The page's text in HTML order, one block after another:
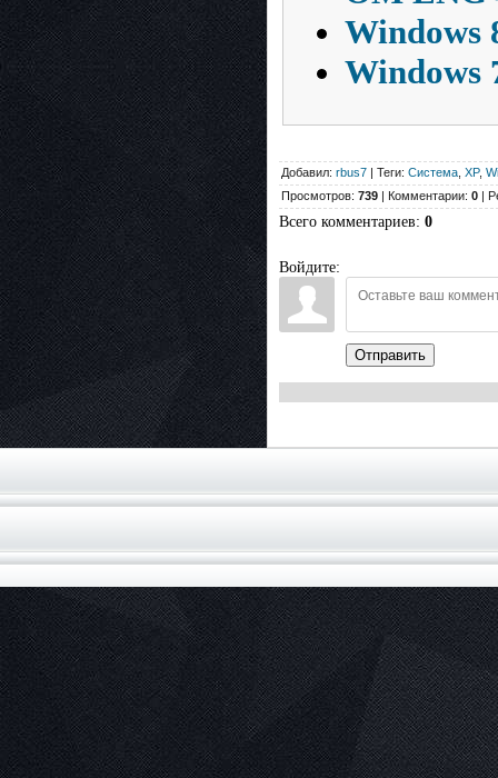
Windows
Windows
Добавил: rbus7 | Теги: Система XP,
Просмотров: 739 | Комментарии: 0 |
Всего комментариев: 0
Войдите:
Отправить